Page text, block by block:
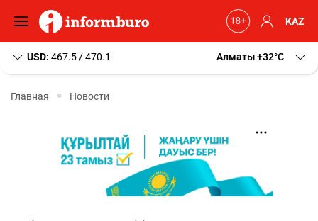
KAZ
USD: 467.5 / 470.1 Алматы+32 C
Главная Новости